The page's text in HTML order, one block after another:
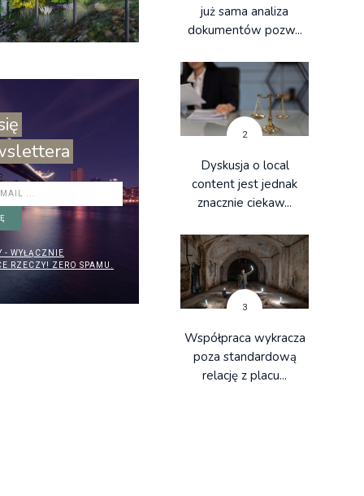
Historii Naturalnej
w Chinach
→
- WYŁĄCZNIE
RZECZY! ZERO SPAMU.
już sama analiza
dokumentów pozw...
2
Dyskusja o local
content jest jednak
znacznie ciekaw...
3
Współpraca wykracza
poza standardową
relację z placu...